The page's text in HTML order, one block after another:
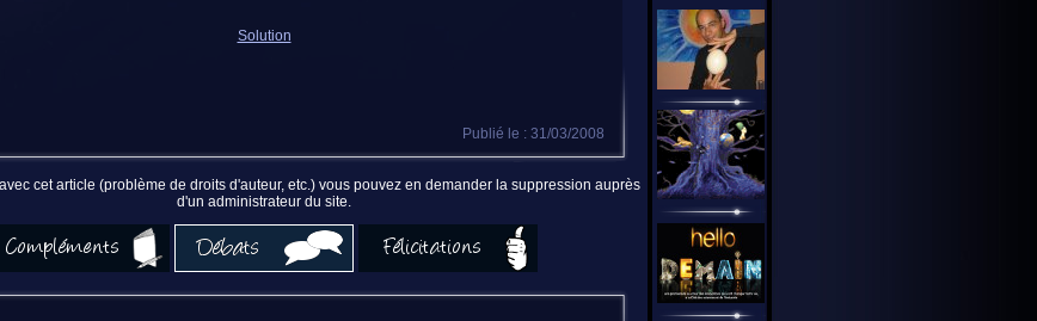
Solution
Publié le : 31/03/2008
cet article (problème de droits d'auteur, etc.) vous pouvez en demander la suppression auprès
d'un administrateur du site.